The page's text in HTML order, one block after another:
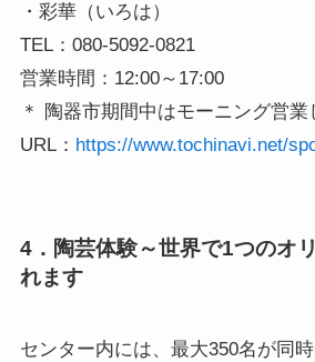
・彩華（いろは）
TEL：080-5092-0821
営業時間：12:00～17:00
＊ 陶器市期間中はモーニング営
URL： https://www.tochinavi.net/
4．陶芸体験～世界で1つのオ
れます
センター内には、最大350名が同